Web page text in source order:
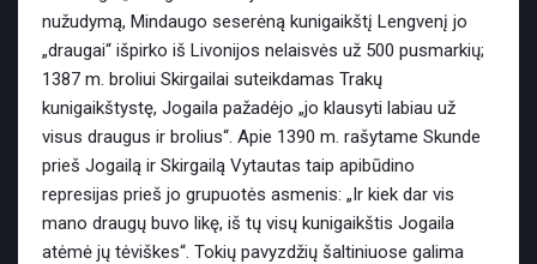
nužudymą, Mindaugo seserėną kunigaikštį Lengvenį jo
„draugai“ išpirko iš Livonijos nelaisvės už 500 pusmarkių;
1387 m. broliui Skirgailai suteikdamas Trakų
kunigaikštystę, Jogaila pažadėjo „jo klausyti labiau už
visus draugus ir brolius“. Apie 1390 m. rašytame Skunde
prieš Jogailą ir Skirgailą Vytautas taip apibūdino
represijas prieš jo grupuotės asmenis: „Ir kiek dar vis
mano draugų buvo likę, iš tų visų kunigaikštis Jogaila
atėmė jų tėviškes“. Tokių pavyzdžių šaltiniuose galima